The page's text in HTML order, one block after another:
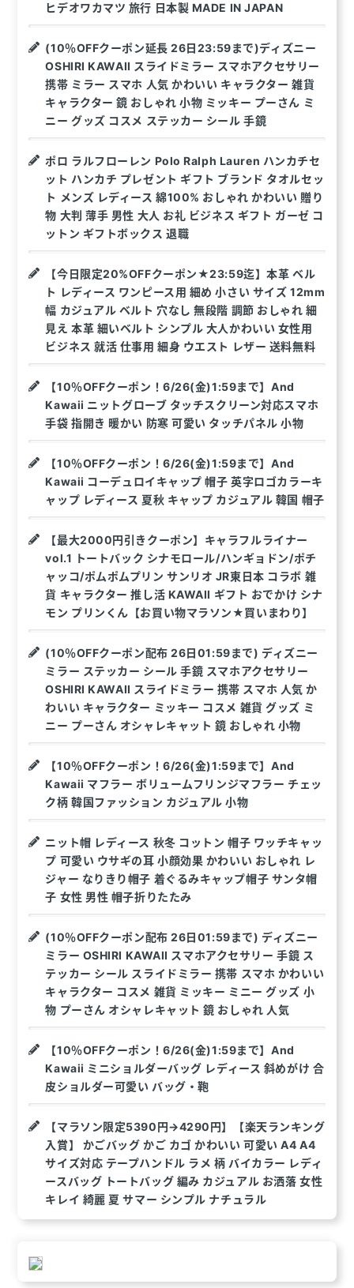
ヒデオワカマツ 旅行 日本製 MADE IN JAPAN
(10％OFFクーポン延長 26日23:59まで)ディズニー
OSHIRI KAWAII スライドミラー スマホアクセサリー
携帯 ミラー スマホ 人気 かわいい キャラクター 雑貨
キャラクター 鏡 おしゃれ 小物 ミッキー プーさん ミ
ニー グッズ コスメ ステッカー シール 手鏡
ポロ ラルフローレン Polo Ralph Lauren ハンカチセ
ット ハンカチ プレゼント ギフト ブランド タオルセッ
ト メンズ レディース 綿100% おしゃれ かわいい 贈り
物 大判 薄手 男性 大人 お礼 ビジネス ギフト ガーゼ コ
ットン ギフトボックス 退職
【今日限定20%OFFクーポン★23:59迄】本革 ベル
ト レディース ワンピース用 細め 小さい サイズ 12mm
幅 カジュアル ベルト 穴なし 無段階 調節 おしゃれ 細
見え 本革 細いベルト シンプル 大人かわいい 女性用
ビジネス 就活 仕事用 細身 ウエスト レザー 送料無料
【10％OFFクーポン！6/26(金)1:59まで】And
Kawaii ニットグローブ タッチスクリーン対応スマホ
手袋 指開き 暖かい 防寒 可愛い タッチパネル 小物
【10％OFFクーポン！6/26(金)1:59まで】And
Kawaii コーデュロイキャップ 帽子 英字ロゴカラーキ
ャップ レディース 夏秋 キャップ カジュアル 韓国 帽子
【最大2000円引きクーポン】キャラフルライナー
vol.1 トートバック シナモロール/ハンギョドン/ポチ
ャッコ/ポムポムプリン サンリオ JR東日本 コラボ 雑
貨 キャラクター 推し活 KAWAII ギフト おでかけ シナ
モン プリンくん【お買い物マラソン★買いまわり】
(10％OFFクーポン配布 26日01:59まで) ディズニー
ミラー ステッカー シール 手鏡 スマホアクセサリー
OSHIRI KAWAII スライドミラー 携帯 スマホ 人気 か
わいい キャラクター ミッキー コスメ 雑貨 グッズ ミ
ニー プーさん オシャレキャット 鏡 おしゃれ 小物
【10％OFFクーポン！6/26(金)1:59まで】And
Kawaii マフラー ボリュームフリンジマフラー チェッ
ク柄 韓国ファッション カジュアル 小物
ニット帽 レディース 秋冬 コットン 帽子 ワッチキャッ
プ 可愛い ウサギの耳 小顔効果 かわいい おしゃれ レ
ジャー なりきり帽子 着ぐるみキャップ帽子 サンタ帽
子 女性 男性 帽子折りたたみ
(10％OFFクーポン配布 26日01:59まで) ディズニー
ミラー OSHIRI KAWAII スマホアクセサリー 手鏡 ス
テッカー シール スライドミラー 携帯 スマホ かわいい
キャラクター コスメ 雑貨 ミッキー ミニー グッズ 小
物 プーさん オシャレキャット 鏡 おしゃれ 人気
【10％OFFクーポン！6/26(金)1:59まで】And
Kawaii ミニショルダーバッグ レディース 斜めがけ 合
皮ショルダー可愛い バッグ・鞄
【マラソン限定5390円→4290円】【楽天ランキング
入賞】 かごバッグ かご カゴ かわいい 可愛い A4 A4
サイズ対応 テープハンドル ラメ 柄 バイカラー レディ
ースバッグ トートバッグ 編み カジュアル お洒落 女性
キレイ 綺麗 夏 サマー シンプル ナチュラル